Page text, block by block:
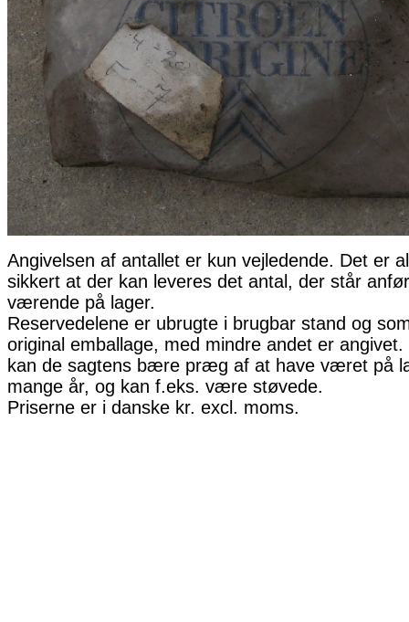
Angivelsen af antallet er kun vejledende. Det er
sikkert at der kan leveres det antal, der står
værende på lager.
Reservedelene er ubrugte i brugbar stand og
original emballage, med mindre andet er angivet.
kan de sagtens bære præg af at have været på
mange år, og kan f.eks. være støvede.
Priserne er i danske kr. excl. moms.